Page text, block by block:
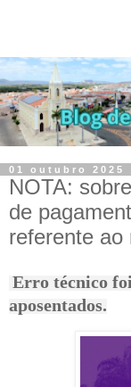
01 outubro 2025
NOTA:
de
referente ao
Erro técnico
aposentados.